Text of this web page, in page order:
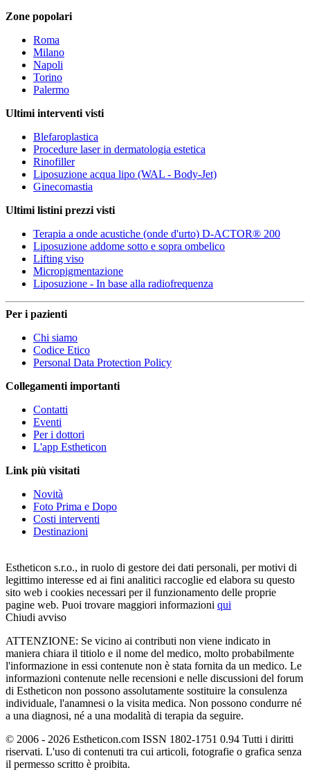
Zone popolari
Roma
Milano
Napoli
Torino
Palermo
Ultimi interventi visti
Blefaroplastica
Procedure laser in dermatologia estetica
Rinofiller
Liposuzione acqua lipo (WAL - Body-Jet)
Ginecomastia
Ultimi listini prezzi visti
Terapia a onde acustiche (onde d'urto) D-ACTOR® 200
Liposuzione addome sotto e sopra ombelico
Lifting viso
Micropigmentazione
Liposuzione - In base alla radiofrequenza
Per i pazienti
Chi siamo
Codice Etico
Personal Data Protection Policy
Collegamenti importanti
Contatti
Eventi
Per i dottori
L'app Estheticon
Link più visitati
Novità
Foto Prima e Dopo
Costi interventi
Destinazioni
Estheticon s.r.o., in ruolo di gestore dei dati personali, per motivi di
legittimo interesse ed ai fini analitici raccoglie ed elabora su questo
sito web i cookies necessari per il funzionamento delle proprie
pagine web. Puoi trovare maggiori informazioni qui
Chiudi avviso
ATTENZIONE: Se vicino ai contributi non viene indicato in
maniera chiara il titiolo e il nome del medico, molto probabilmente
l'informazione in essi contenute non è stata fornita da un medico. Le
informazioni contenute nelle recensioni e nelle discussioni del forum
di Estheticon non possono assolutamente sostituire la consulenza
individuale, l'anamnesi o la visita medica. Non possono condurre né
a una diagnosi, né a una modalità di terapia da seguire.
© 2006 - 2026 Estheticon.com ISSN 1802-1751 0.94 Tutti i diritti
riservati. L'uso di contenuti tra cui articoli, fotografie o grafica senza
il permesso scritto è proibita.